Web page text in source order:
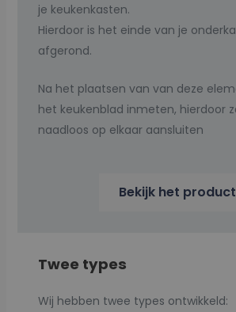
je keukenkasten.
Hierdoor is het einde van je
afgerond.
Na het plaatsen van van deze
het keukenblad inmeten, hierdoor
naadloos op elkaar aansluiten
Bekijk het product
Twee types
Wij hebben twee types ontwikkeld: